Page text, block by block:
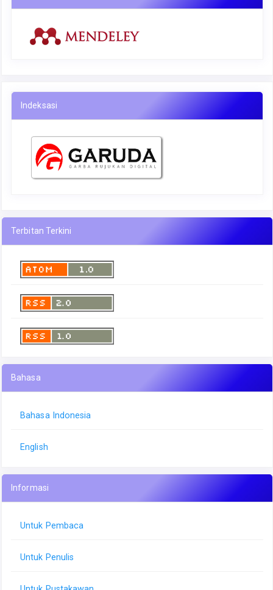
Indeksasi
Terbitan Terkini
Bahasa
Bahasa Indonesia
English
Informasi
Untuk Pembaca
Untuk Penulis